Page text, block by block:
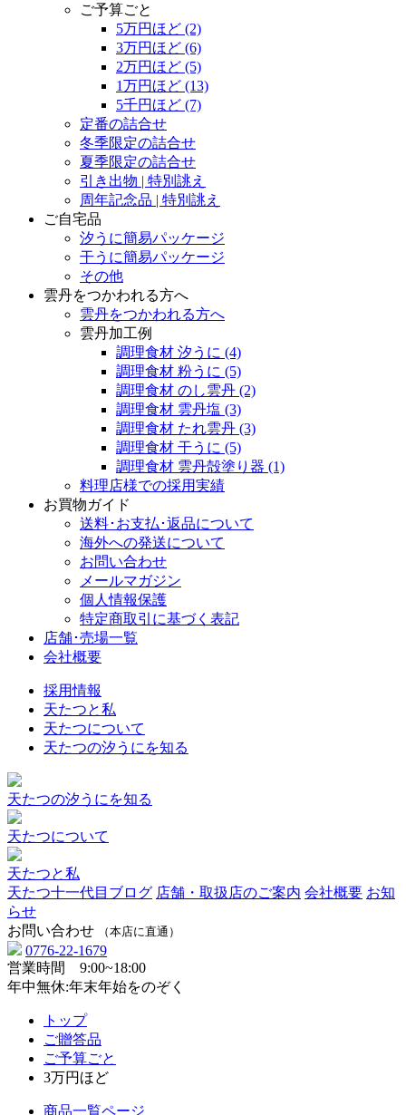
ご予算ごと
5万円ほど (2)
3万円ほど (6)
2万円ほど (5)
1万円ほど (13)
5千円ほど (7)
定番の詰合せ
冬季限定の詰合せ
夏季限定の詰合せ
引き出物 | 特別誂え
周年記念品 | 特別誂え
ご自宅品
汐うに簡易パッケージ
干うに簡易パッケージ
その他
雲丹をつかわれる方へ
雲丹をつかわれる方へ
雲丹加工例
調理食材 汐うに (4)
調理食材 粉うに (5)
調理食材 のし雲丹 (2)
調理食材 雲丹塩 (3)
調理食材 たれ雲丹 (3)
調理食材 干うに (5)
調理食材 雲丹殻塗り器 (1)
料理店様での採用実績
お買物ガイド
送料･お支払･返品について
海外への発送について
お問い合わせ
メールマガジン
個人情報保護
特定商取引に基づく表記
店舗･売場一覧
会社概要
採用情報
天たつと私
天たつについて
天たつの汐うにを知る
天たつの汐うにを知る
天たつについて
天たつと私
天たつ十一代目ブログ 店舗・取扱店のご案内 会社概要 お知
らせ
お問い合わせ
（本店に直通）
0776-22-1679
営業時間 9:00~18:00
年中無休:年末年始をのぞく
トップ
ご贈答品
ご予算ごと
3万円ほど
商品一覧ページ